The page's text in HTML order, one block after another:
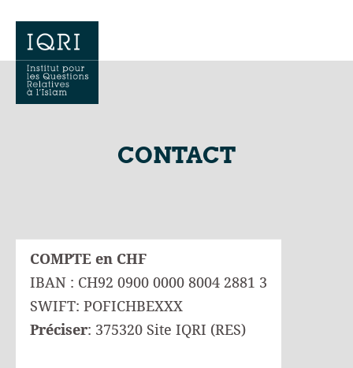
CONTACT
COMPTE en CHF
IBAN : CH92 0900 0000 8004 2881 3
SWIFT: POFICHBEXXX
Préciser: 375320 Site IQRI (RES)